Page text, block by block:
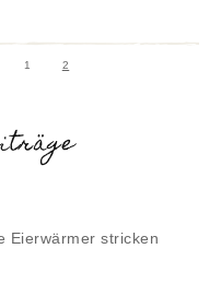
1 2
Eierwärmer stricken